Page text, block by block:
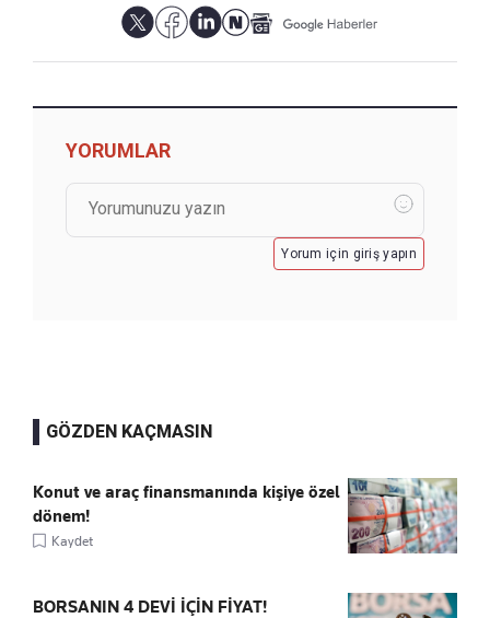
YORUMLAR
Yorum için giriş yapın
GÖZDEN KAÇMASIN
Konut ve araç finansmanında kişiye özel
dönem!
Kaydet
BORSANIN 4 DEVİ İÇİN FİYAT!